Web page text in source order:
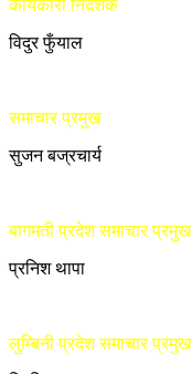
कार्यकारी निर्देशक
विदुर फुँयाल
समाचार प्रमुख
सुजन बज्रचार्य
बागमती प्रदेश समाचार प्रमुख
प्रनिश थापा
लुम्बिनी प्रदेश समाचार प्रमुख